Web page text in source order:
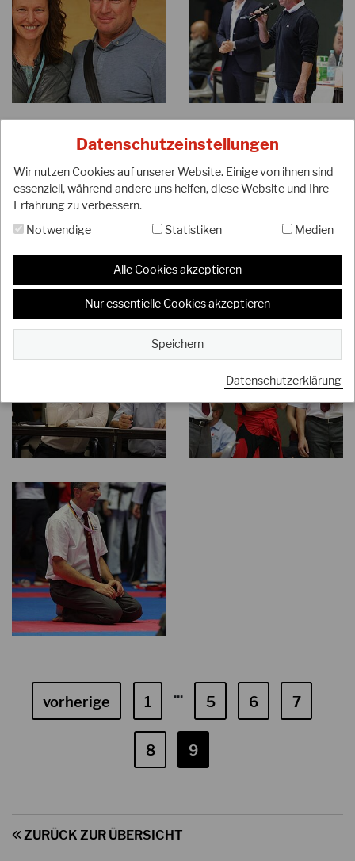
Datenschutzeinstellungen
Wir nutzen Cookies auf unserer Website. Einige von ihnen sind
essenziell, während andere uns helfen, diese Website und Ihre
Erfahrung zu verbessern.
Notwendige
Statistiken Medien
Alle Cookies akzeptieren
Nur essentielle Cookies akzeptieren
Speichern
Datenschutzerklärung
vorherige 1
...
5 6 7
8 9
ZURÜCK ZUR ÜBERSICHT